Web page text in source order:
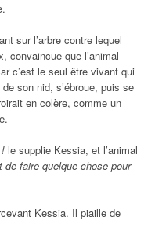
sur l’arbre contre lequel
convaincue que l’animal
c’est le seul être vivant qui
son nid, s’ébroue, puis se
en colère, comme un
le supplie Kessia, et l’animal
de faire quelque chose pour
Kessia. Il piaille de